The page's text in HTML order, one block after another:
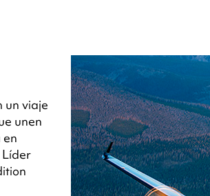
un viaje
unen
en